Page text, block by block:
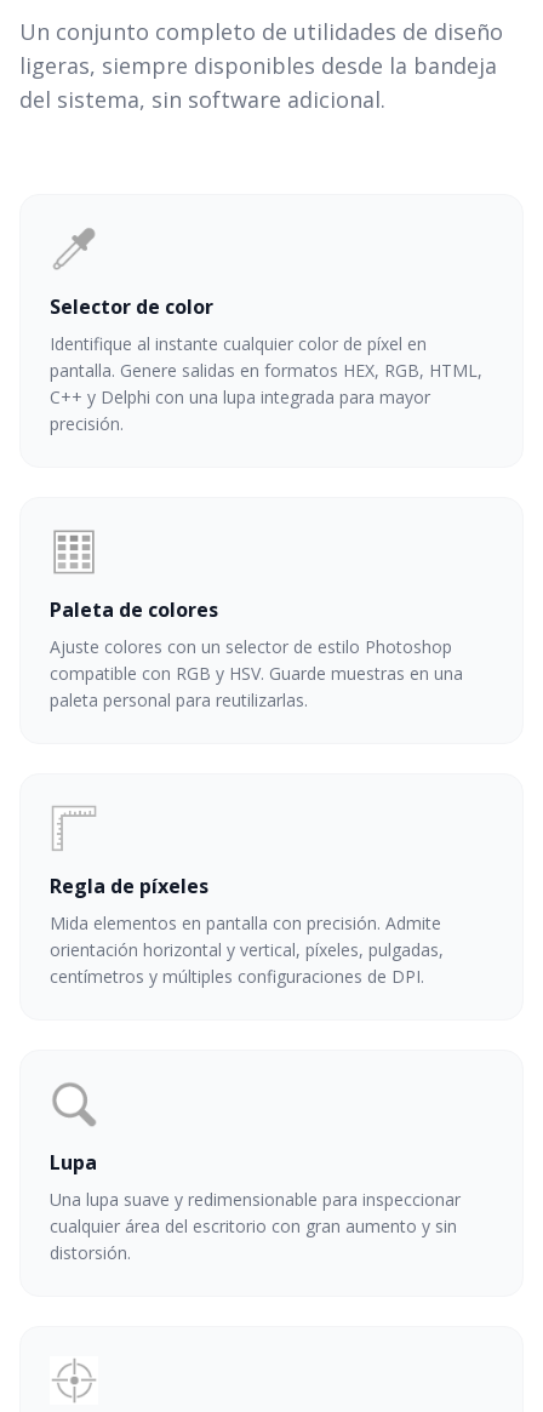
Un conjunto completo de utilidades de diseño
ligeras, siempre disponibles desde la bandeja
del sistema, sin software adicional.
Selector de color
Identifique al instante cualquier color de píxel en
pantalla. Genere salidas en formatos HEX, RGB, HTML,
C++ y Delphi con una lupa integrada para mayor
precisión.
Paleta de colores
Ajuste colores con un selector de estilo Photoshop
compatible con RGB y HSV. Guarde muestras en una
paleta personal para reutilizarlas.
Regla de píxeles
Mida elementos en pantalla con precisión. Admite
orientación horizontal y vertical, píxeles, pulgadas,
centímetros y múltiples configuraciones de DPI.
Lupa
Una lupa suave y redimensionable para inspeccionar
cualquier área del escritorio con gran aumento y sin
distorsión.